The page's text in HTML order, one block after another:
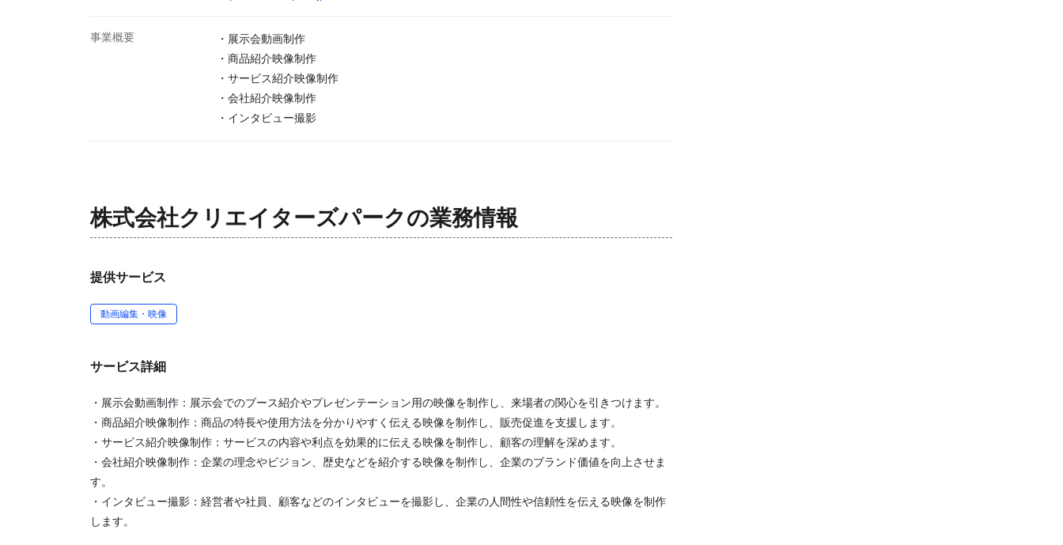
事業概要
・展示会動画制作
・商品紹介映像制作
・サービス紹介映像制作
・会社紹介映像制作
・インタビュー撮影
株式会社クリエイターズパークの業務情報
提供サービス
動画編集・映像
サービス詳細
・展示会動画制作：展示会でのブース紹介やプレゼンテーション用の映像を制作し、来場者の関心を引きつけます。
・商品紹介映像制作：商品の特長や使用方法を分かりやすく伝える映像を制作し、販売促進を支援します。
・サービス紹介映像制作：サービスの内容や利点を効果的に伝える映像を制作し、顧客の理解を深めます。
・会社紹介映像制作：企業の理念やビジョン、歴史などを紹介する映像を制作し、企業のブランド価値を向上させま
す。
・インタビュー撮影：経営者や社員、顧客などのインタビューを撮影し、企業の人間性や信頼性を伝える映像を制作
します。